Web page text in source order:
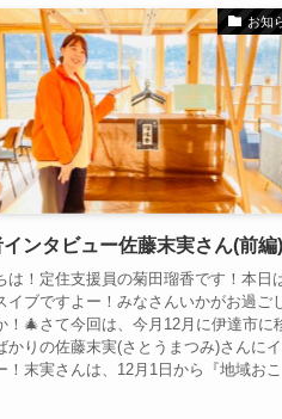
お知
ンタビュー佐藤末実さん(前編)
は！定住支援員の菊田瑠香です！本日
イブですよー！みなさんいかがお過ご
！🎄さて今回は、今月12月に伊達市に
かりの佐藤末実(さとうまつみ)さんに
！末実さんは、12月1日から『地域おこ